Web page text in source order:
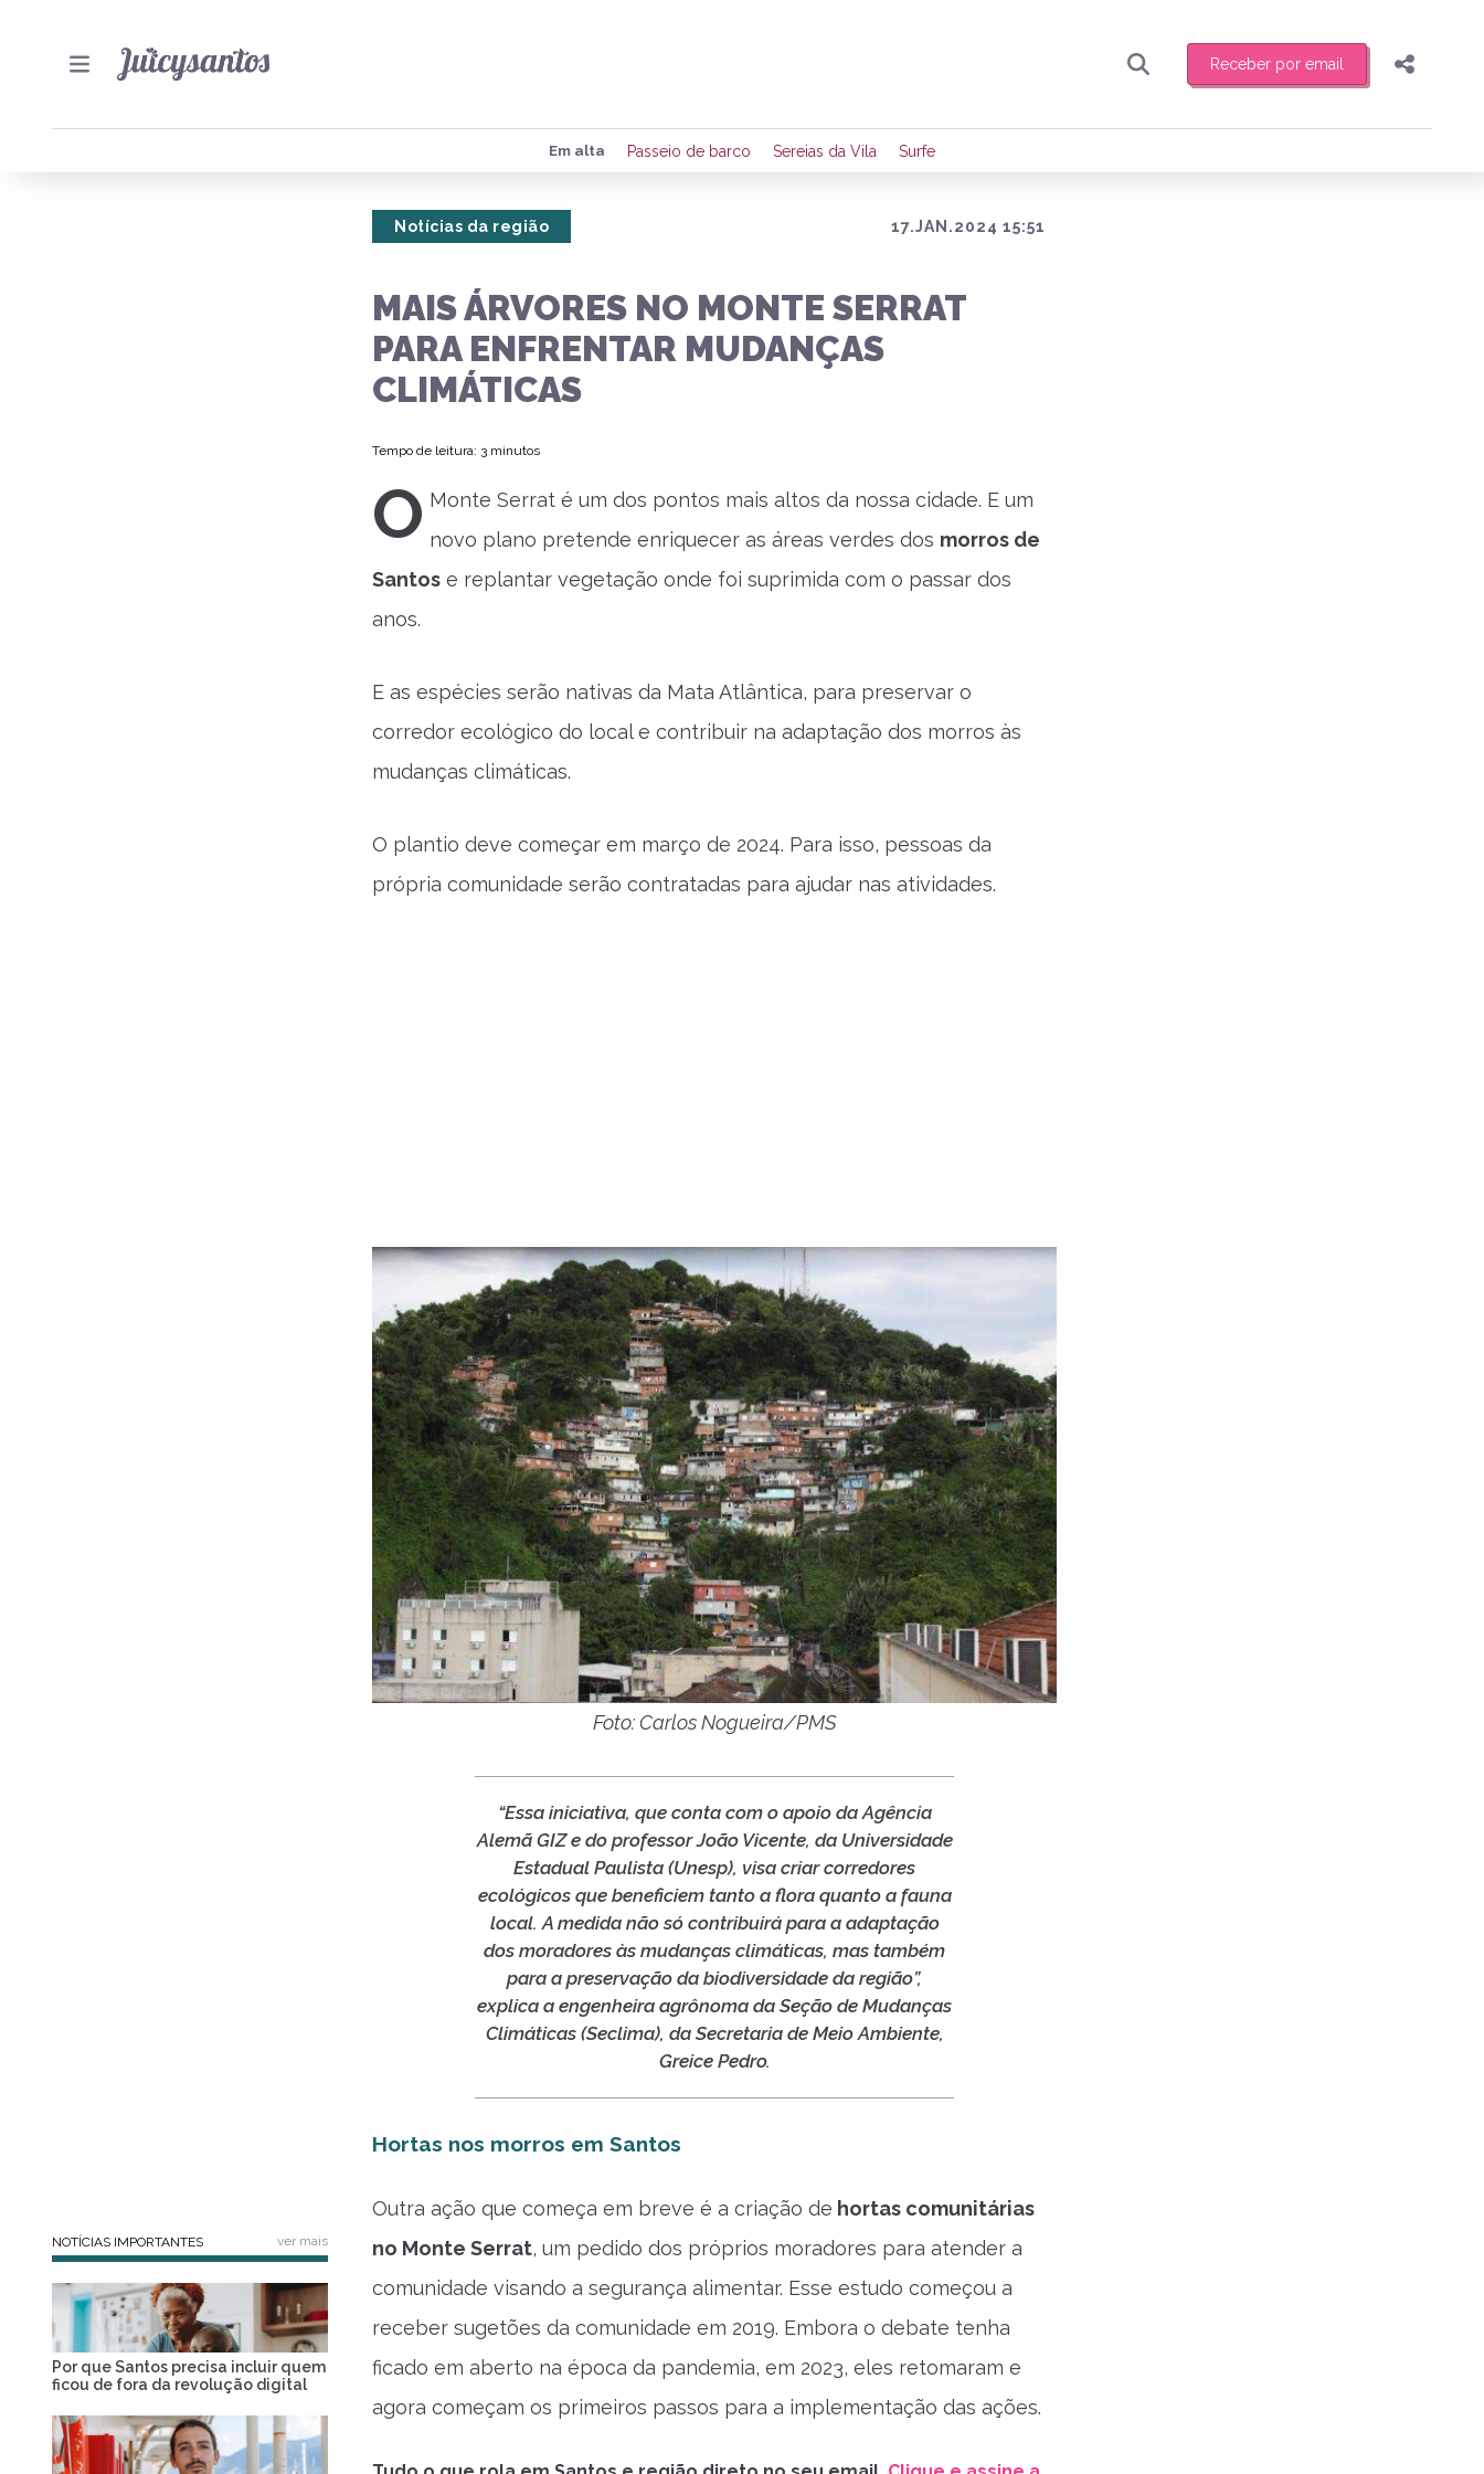
Receber por email
Preencha seus dados para receber toda sexta-feira de manhã o resumo
de eventos e notícias da região.
Compartilhar
Em alta Passeio de barco Sereias da Vila Surfe
17.JAN.2024 15:51
Notícias da região
MAIS ÁRVORES NO MONTE SERRAT
PARA ENFRENTAR MUDANÇAS
CLIMÁTICAS
Tempo de leitura: 3 minutos
O Monte Serrat é um dos pontos mais altos da nossa cidade. E um
novo plano pretende enriquecer as áreas verdes dos morros de
Santos e replantar vegetação onde foi suprimida com o passar dos
anos.
E as espécies serão nativas da Mata Atlântica, para preservar o
corredor ecológico do local e contribuir na adaptação dos morros às
mudanças climáticas.
O plantio deve começar em março de 2024. Para isso, pessoas da
própria comunidade serão contratadas para ajudar nas atividades.
Foto: Carlos Nogueira/PMS
“Essa iniciativa, que conta com o apoio da Agência
Alemã GIZ e do professor João Vicente, da Universidade
Estadual Paulista (Unesp), visa criar corredores
ecológicos que beneficiem tanto a flora quanto a fauna
local. A medida não só contribuirá para a adaptação
dos moradores às mudanças climáticas, mas também
para a preservação da biodiversidade da região”,
explica a engenheira agrônoma da Seção de Mudanças
Climáticas (Seclima), da Secretaria de Meio Ambiente,
Greice Pedro.
Hortas nos morros em Santos
Outra ação que começa em breve é a criação de hortas comunitárias
no Monte Serrat, um pedido dos próprios moradores para atender a
comunidade visando a segurança alimentar. Esse estudo começou a
receber sugetões da comunidade em 2019. Embora o debate tenha
ficado em aberto na época da pandemia, em 2023, eles retomaram e
agora começam os primeiros passos para a implementação das ações.
NOTÍCIAS IMPORTANTES ver mais
Por que Santos precisa incluir quem
ficou de fora da revolução digital